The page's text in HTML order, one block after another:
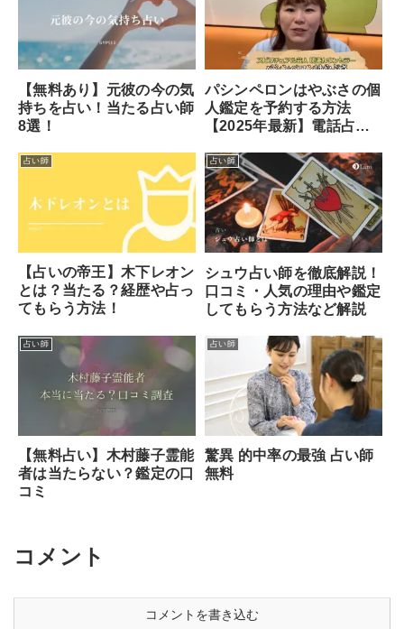
【無料あり】元彼の今の気
持ちを占い！当たる占い師
8選！
パシンペロンはやぶさの個
人鑑定を予約する方法
【2025年最新】電話占い
占い師
【占いの帝王】木下レオン
とは？当たる？経歴や占っ
てもらう方法！
占い師
シュウ占い師を徹底解説！
口コミ・人気の理由や鑑定
してもらう方法など解説
占い師
【無料占い】木村藤子霊能
者は当たらない？鑑定の口
コミ
占い師
驚異 的中率の最強 占い師
無料
コメント
コメントを書き込む